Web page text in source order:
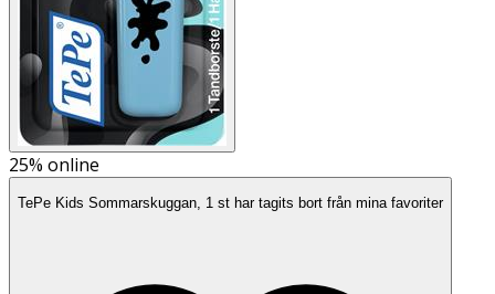
25% online
TePe Kids Sommarskuggan, 1 st har tagits bort från mina favoriter